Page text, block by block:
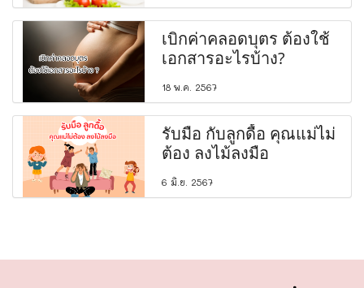
เบิกค่าคลอดบุตร ต้องใช้
เอกสารอะไรบ้าง?
18 พ.ค. 2567
รับมือ กับลูกดื้อ คุณแม่ไม่
ต้อง ลงไม้ลงมือ
6 มิ.ย. 2567